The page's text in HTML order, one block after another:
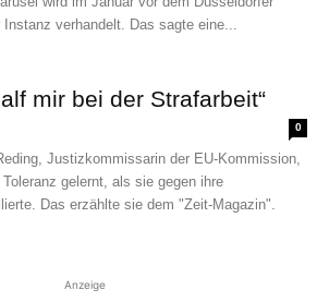
Instanz verhandelt. Das sagte eine...
mir bei der Strafarbeit“
0
Justizkommissarin der EU-Kommission,
gelernt, als sie gegen ihre
Das erzählte sie dem "Zeit-Magazin".
Anzeige